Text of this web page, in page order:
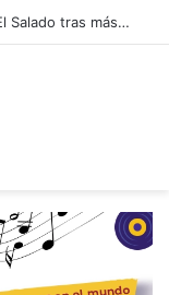
Comenzó la pavimentación de la vía a El Salado tras más de 20 años de espera